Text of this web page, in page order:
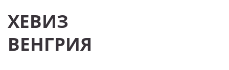
ХЕВИЗ
ВЕНГРИЯ